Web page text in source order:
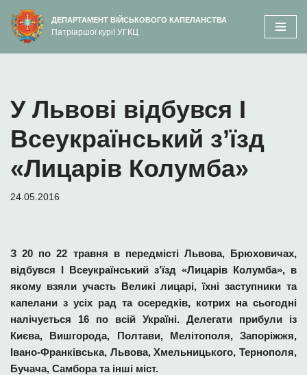
вмісту
Перейти
до
ДЕПАРТАМЕНТ ВІЙСЬКОВОГО КАПЕЛАНСТВА
Патріаршої курії УГКЦ
У Львові відбувся I
Всеукраїнський з’їзд
«Лицарів Колумба»
24.05.2016
З 20 по 22 травня в передмісті Львова, Брюховичах,
відбувся І Всеукраїнський з’їзд «Лицарів Колумба», в
якому взяли участь Великі лицарі, їхні заступники та
капелани з усіх рад та осередків, котрих на сьогодні
налічується 16 по всій Україні. Делегати прибули із
Києва, Вишгорода, Полтави, Мелітополя, Запоріжжя,
Івано-Франківська, Львова, Хмельницького, Тернополя,
Бучача, Самбора та інші міст.